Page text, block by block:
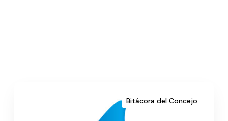
Bitácora del Concejo